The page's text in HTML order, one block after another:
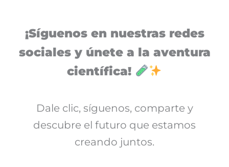
¡Síguenos en nuestras redes
sociales y únete a la aventura
científica!
Dale clic, síguenos, comparte y
descubre el futuro que estamos
creando juntos.